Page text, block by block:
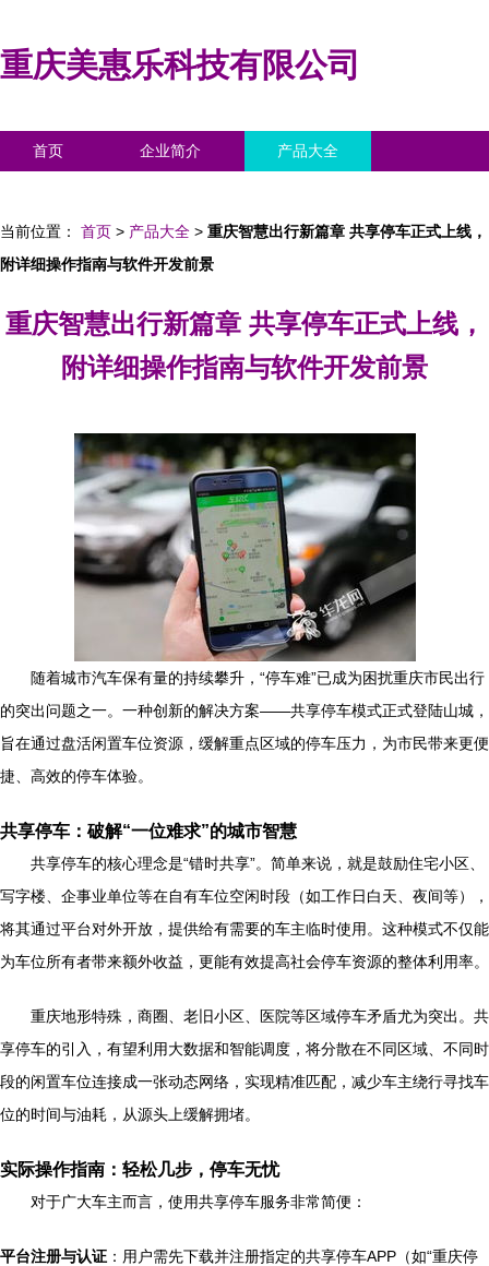
重庆美惠乐科技有限公司
首页 企业简介 产品大全
当前位置： 首页 > 产品大全 > 重庆智慧出行新篇章 共享停车正式上线，
附详细操作指南与软件开发前景
重庆智慧出行新篇章 共享停车正式上线，
附详细操作指南与软件开发前景
随着城市汽车保有量的持续攀升，“停车难”已成为困扰重庆市民出行
的突出问题之一。一种创新的解决方案——共享停车模式正式登陆山城，
旨在通过盘活闲置车位资源，缓解重点区域的停车压力，为市民带来更便
捷、高效的停车体验。
共享停车：破解“一位难求”的城市智慧
共享停车的核心理念是“错时共享”。简单来说，就是鼓励住宅小区、
写字楼、企事业单位等在自有车位空闲时段（如工作日白天、夜间等），
将其通过平台对外开放，提供给有需要的车主临时使用。这种模式不仅能
为车位所有者带来额外收益，更能有效提高社会停车资源的整体利用率。
重庆地形特殊，商圈、老旧小区、医院等区域停车矛盾尤为突出。共
享停车的引入，有望利用大数据和智能调度，将分散在不同区域、不同时
段的闲置车位连接成一张动态网络，实现精准匹配，减少车主绕行寻找车
位的时间与油耗，从源头上缓解拥堵。
实际操作指南：轻松几步，停车无忧
对于广大车主而言，使用共享停车服务非常简便：
平台注册与认证 ：用户需先下载并注册指定的共享停车APP（如“重庆停